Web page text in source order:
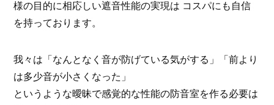
様の目的に相応しい遮音性能の実現は コスパにも自信
を持っております。
我々は「なんとなく音が防げている気がする」「前より
は多少音が小さくなった」
というような曖昧で感覚的な性能の防音室を作る必要は